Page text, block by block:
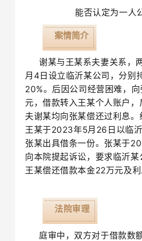
能否认定为一人
案情简介
谢某与王某系夫妻关系，
月 4 日设立临沂某公司，分别
20%。后因公司经营困难，向
元，借款转入王某个人账户，
夫谢某均向张某偿还过利息。
王某于2023年5月 26 日以临
张某出具借条一份。张某于
向本院提起诉讼，要求临沂某
王某偿还借款本金22万元及利
法院审理
庭审中，双方对于借款数